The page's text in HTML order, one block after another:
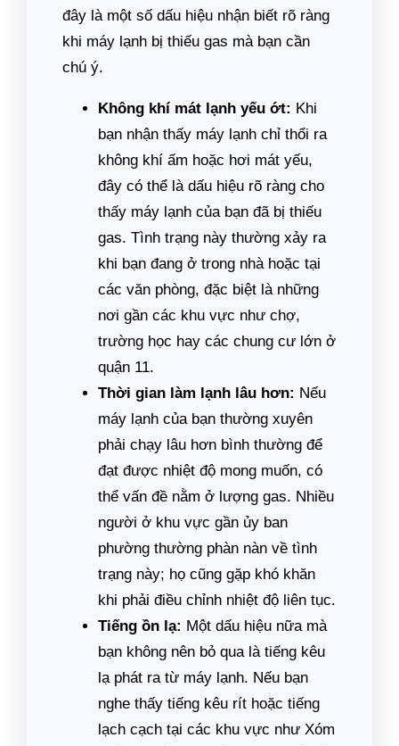
đây là một số dấu hiệu nhận biết rõ ràng
khi máy lạnh bị thiếu gas mà bạn cần
chú ý.
Không khí mát lạnh yếu ớt: Khi
bạn nhận thấy máy lạnh chỉ thổi ra
không khí ấm hoặc hơi mát yếu,
đây có thể là dấu hiệu rõ ràng cho
thấy máy lạnh của bạn đã bị thiếu
gas. Tình trạng này thường xảy ra
khi bạn đang ở trong nhà hoặc tại
các văn phòng, đặc biệt là những
nơi gần các khu vực như chợ,
trường học hay các chung cư lớn ở
quận 11.
Thời gian làm lạnh lâu hơn: Nếu
máy lạnh của bạn thường xuyên
phải chạy lâu hơn bình thường để
đạt được nhiệt độ mong muốn, có
thể vấn đề nằm ở lượng gas. Nhiều
người ở khu vực gần ủy ban
phường thường phàn nàn về tình
trạng này; họ cũng gặp khó khăn
khi phải điều chỉnh nhiệt độ liên tục.
Tiếng ồn lạ: Một dấu hiệu nữa mà
bạn không nên bỏ qua là tiếng kêu
lạ phát ra từ máy lạnh. Nếu bạn
nghe thấy tiếng kêu rít hoặc tiếng
lạch cạch tại các khu vực như Xóm